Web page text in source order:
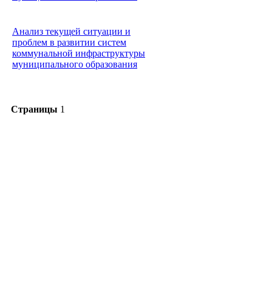
Анализ текущей ситуации и
проблем в развитии систем
коммунальной инфраструктуры
муниципального образования
Страницы 1